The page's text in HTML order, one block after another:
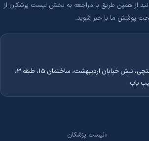
از همین طریق با مراجعه به بخش لیست پزشکان از
پوشش ما با خبر شوید.
شیراز، خیابان پوستچی، نبش خیابان اردیبهشت، ساختمان 15، طبقه 3،
لیست پزشکان